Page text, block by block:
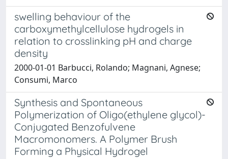
swelling behaviour of the
carboxymethylcellulose hydrogels in
relation to crosslinking pH and charge
density
2000-01-01 Barbucci, Rolando; Magnani, Agnese;
Consumi, Marco
Synthesis and Spontaneous
Polymerization of Oligo(ethylene glycol)-
Conjugated Benzofulvene
Macromonomers. A Polymer Brush
Forming a Physical Hydrogel